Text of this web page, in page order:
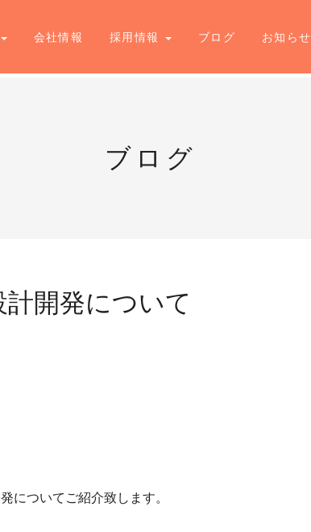
会社情報 採用情報 ブログ お知らせ
ブログ
開発について
についてご紹介致します。